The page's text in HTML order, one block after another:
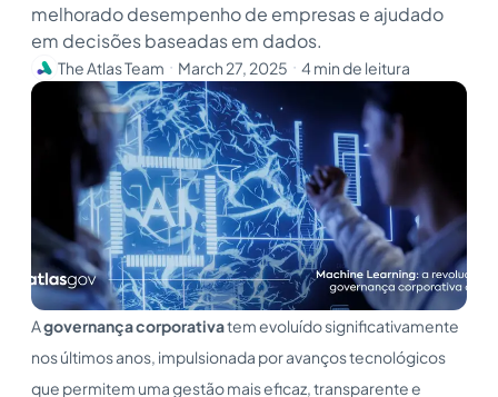
melhorado desempenho de empresas e ajudado
em decisões baseadas em dados.
The Atlas Team ・ March 27, 2025 ・ 4 min de leitura
Agovernança corporativatem evoluído significativamente
nos últimos anos, impulsionada por avanços tecnológicos
que permitem uma gestão mais eficaz, transparente e